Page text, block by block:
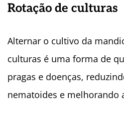
Rotação de culturas
Alternar o cultivo da
culturas é uma forma de
pragas e doenças,
nematoides e melhorando